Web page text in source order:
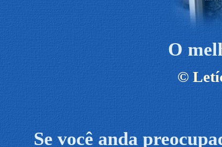
O
©
Se você anda